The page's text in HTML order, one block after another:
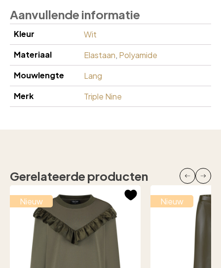
Aanvullende informatie
Kleur
Wit
Materiaal
Elastaan, Polyamide
Mouwlengte
Lang
Merk
Triple Nine
Gerelateerde producten
Nieuw Nieuw